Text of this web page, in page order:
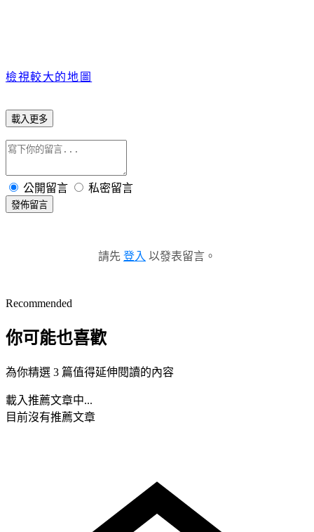
檢視較大的地圖
載入更多
公開留言 私密留言
發佈留言
請先 登入 以發表留言。
Recommended
你可能也喜歡
為你精選 3 篇值得延伸閱讀的內容
載入推薦文章中...
目前沒有推薦文章